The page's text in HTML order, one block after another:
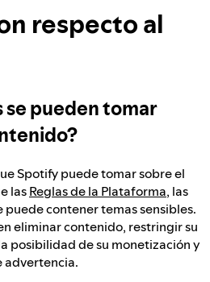
para verificar la edad de los
ante el contenido peligroso
ante el extremismo violento
las recomendaciones
respecto al
se pueden tomar
Spotify puede tomar sobre el
lasReglas de la Plataforma, las
puede contener temas sensibles.
eliminar contenido, restringir su
posibilidad de su monetización y
advertencia.